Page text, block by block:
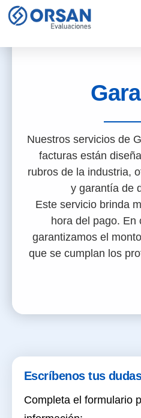
Servicios
Nuestros servicios de
facturas están
rubros de la industria,
y garantía de
Este servicio brinda
hora del pago. En
garantizamos el
que se cumplan los
Escríbenos tus
Completa el formulario